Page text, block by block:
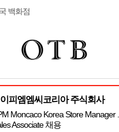
백화점
피엠엠씨코리아 주식회사
Moncaco Korea Store Manager .
Associate 채용